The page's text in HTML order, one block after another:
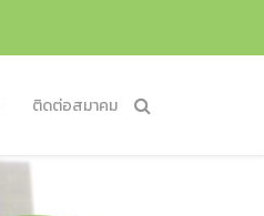
ติดต่อสมาคม